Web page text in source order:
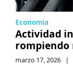
Economia
Actividad
rompiendo
marzo 17, 2026 |